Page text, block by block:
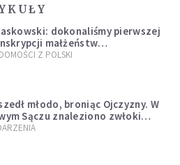
dokonaliśmy pierwszej
małżeństw
“Tak jak
Z POLSKI
młodo, broniąc Ojczyzny. W
Sączu znaleziono zwłoki
z czasów potopu